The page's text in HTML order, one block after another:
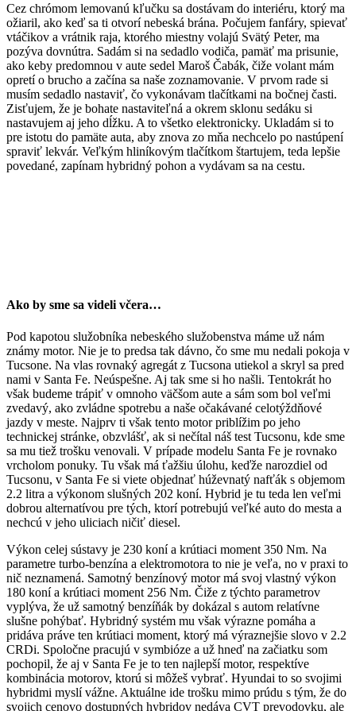
Cez chrómom lemovanú kľučku sa dostávam do interiéru, ktorý ma
ožiaril, ako keď sa ti otvorí nebeská brána. Počujem fanfáry, spievať
vtáčikov a vrátnik raja, ktorého miestny volajú Svätý Peter, ma
pozýva dovnútra. Sadám si na sedadlo vodiča, pamäť ma prisunie,
ako keby predomnou v aute sedel Maroš Čabák, čiže volant mám
opretí o brucho a začína sa naše zoznamovanie. V prvom rade si
musím sedadlo nastaviť, čo vykonávam tlačítkami na bočnej časti.
Zisťujem, že je bohate nastaviteľná a okrem sklonu sedáku si
nastavujem aj jeho dĺžku. A to všetko elektronicky. Ukladám si to
pre istotu do pamäte auta, aby znova zo mňa nechcelo po nastúpení
spraviť lekvár. Veľkým hliníkovým tlačítkom štartujem, teda lepšie
povedané, zapínam hybridný pohon a vydávam sa na cestu.
Ako by sme sa videli včera…
Pod kapotou služobníka nebeského služobenstva máme už nám
známy motor. Nie je to predsa tak dávno, čo sme mu nedali pokoja v
Tucsone. Na vlas rovnaký agregát z Tucsona utiekol a skryl sa pred
nami v Santa Fe. Neúspešne. Aj tak sme si ho našli. Tentokrát ho
však budeme trápiť v omnoho väčšom aute a sám som bol veľmi
zvedavý, ako zvládne spotrebu a naše očakávané celotýždňové
jazdy v meste. Najprv ti však tento motor priblížim po jeho
technickej stránke, obzvlášť, ak si nečítal náš test Tucsonu, kde sme
sa mu tiež trošku venovali. V prípade modelu Santa Fe je rovnako
vrcholom ponuky. Tu však má ťažšiu úlohu, keďže narozdiel od
Tucsonu, v Santa Fe si viete objednať húževnatý nafťák s objemom
2.2 litra a výkonom slušných 202 koní. Hybrid je tu teda len veľmi
dobrou alternatívou pre tých, ktorí potrebujú veľké auto do mesta a
nechcú v jeho uliciach ničiť diesel.
Výkon celej sústavy je 230 koní a krútiaci moment 350 Nm. Na
parametre turbo-benzína a elektromotora to nie je veľa, no v praxi to
nič neznamená. Samotný benzínový motor má svoj vlastný výkon
180 koní a krútiaci moment 256 Nm. Čiže z týchto parametrov
vyplýva, že už samotný benzíňák by dokázal s autom relatívne
slušne pohýbať. Hybridný systém mu však výrazne pomáha a
pridáva práve ten krútiaci moment, ktorý má výraznejšie slovo v 2.2
CRDi. Spoločne pracujú v symbióze a už hneď na začiatku som
pochopil, že aj v Santa Fe je to ten najlepší motor, respektíve
kombinácia motorov, ktorú si môžeš vybrať. Hyundai to so svojimi
hybridmi myslí vážne. Aktuálne ide trošku mimo prúdu s tým, že do
svojich cenovo dostupných hybridov nedáva CVT prevodovku, ale